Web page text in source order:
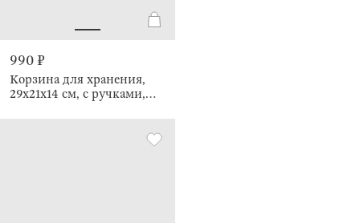
990 ₽
Корзина для хранения,
29х21х14 см, с ручками,